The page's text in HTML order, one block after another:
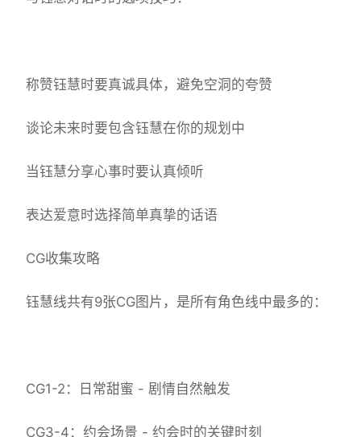
称赞钰慧时要真诚具体，避免空洞的夸赞
谈论未来时要包含钰慧在你的规划中
当钰慧分享心事时要认真倾听
表达爱意时选择简单真挚的话语
CG收集攻略
钰慧线共有9张CG图片，是所有角色线中最多的：
CG1-2：日常甜蜜 - 剧情自然触发
CG3-4：约会场景 - 约会时的关键时刻